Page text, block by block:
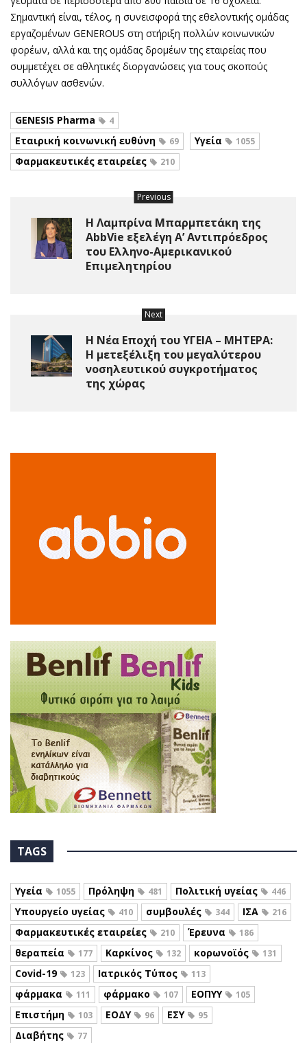
Σημαντική είναι, τέλος, η συνεισφορά της εθελοντικής ομάδας
εργαζομένων GENEROUS στη στήριξη πολλών κοινωνικών
φορέων, αλλά και της ομάδας δρομέων της εταιρείας που
συμμετέχει σε αθλητικές διοργανώσεις για τους σκοπούς
συλλόγων ασθενών.
GENESIS Pharma 4
Εταιρική κοινωνική ευθύνη 69 Υγεία 1055
Φαρμακευτικές εταιρείες 210
Previous
Η Λαμπρίνα Μπαρμπετάκη της
AbbVie εξελέγη Α’ Αντιπρόεδρος
του Ελληνο-Αμερικανικού
Επιμελητηρίου
Next
Η Νέα Εποχή του ΥΓΕΙΑ – ΜΗΤΕΡΑ:
Η μετεξέλιξη του μεγαλύτερου
νοσηλευτικού συγκροτήματος
της χώρας
TAGS
Υγεία 1055 Πρόληψη 481 Πολιτική υγείας 446
Υπουργείο υγείας 410 συμβουλές 344 ΙΣΑ 216
Φαρμακευτικές εταιρείες 210 Έρευνα 186
θεραπεία 177 Καρκίνος 132 κορωνοϊός 131
Covid-19 123 Ιατρικός Τύπος 113
φάρμακα 111 φάρμακο 107 ΕΟΠΥΥ 105
Επιστήμη 103 ΕΟΔΥ 96 ΕΣΥ 95
Διαβήτης 77